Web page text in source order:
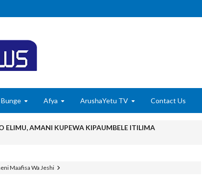
Bunge Afya ArushaYetu TV Contact Us
ELIMU, AMANI KUPEWA KIPAUMBELE ITILIMA
MAZENGO WATOA ELIMU YA VIPIMO KWA NAIBU WAZIRI
Maafisa Wa Jeshi